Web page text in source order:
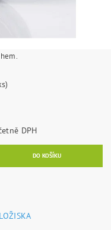
Kč včetně DPH